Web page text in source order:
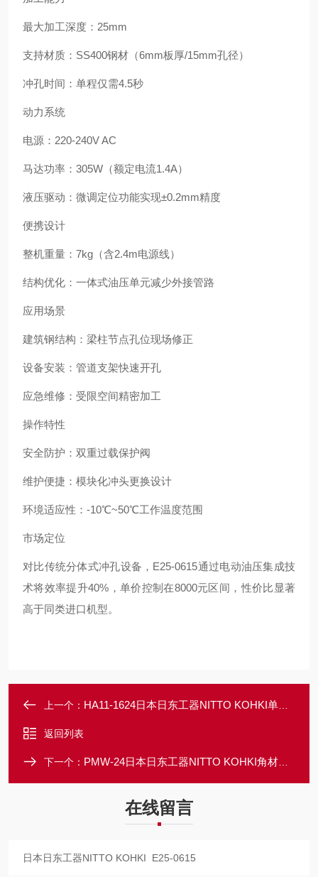
最大加工深度：25mm
支持材质：SS400钢材（6mm板厚/15mm孔径）
冲孔时间：单程仅需4.5秒
动力系统
电源：220-240V AC
马达功率：305W（额定电流1.4A）
液压驱动：微调定位功能实现±0.2mm精度
便携设计
整机重量：7kg（含2.4m电源线）
结构优化：一体式油压单元减少外接管路
应用场景
建筑钢结构：梁柱节点孔位现场修正
设备安装：管道支架快速开孔
应急维修：受限空间精密加工
操作特性
安全防护：双重过载保护阀
维护便捷：模块化冲头更换设计
环境适应性：-10℃~50℃工作温度范围
市场定位
对比传统分体式冲孔设备，E25-0615通过电动油压集成技
术将效率提升40%，单价控制在8000元区间，性价比显著
高于同类进口机型。
上一个： HA11-1624日本日东工器NITTO KOHKI单动油压冲孔机
返回列表
下一个： PMW-24日本日东工器NITTO KOHKI角材加工机器
在线留言